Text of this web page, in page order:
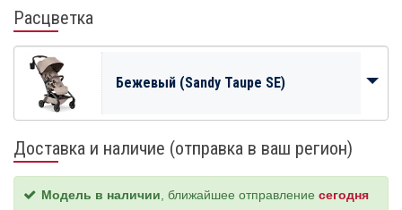
Расцветка
Бежевый (Sandy Taupe SE)
Доставка и наличие (отправка в ваш регион)
Модель в наличии , ближайшее отправление сегодня